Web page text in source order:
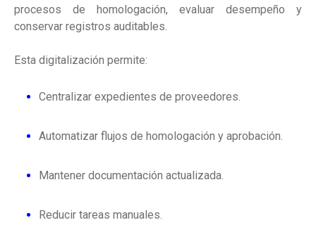
procesos de homologación, evaluar desempeño y
conservar registros auditables.
Esta digitalización permite:
Centralizar expedientes de proveedores.
Automatizar flujos de homologación y aprobación.
Mantener documentación actualizada.
Reducir tareas manuales.